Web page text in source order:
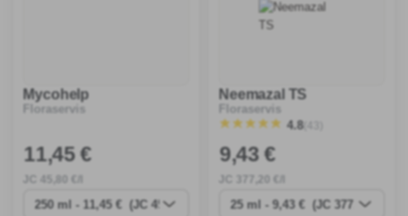
Mycohelp
Floraservis
11,45 €
Neemazal TS
Floraservis
4.8(43)
9,43 €
377 ,20 €/l